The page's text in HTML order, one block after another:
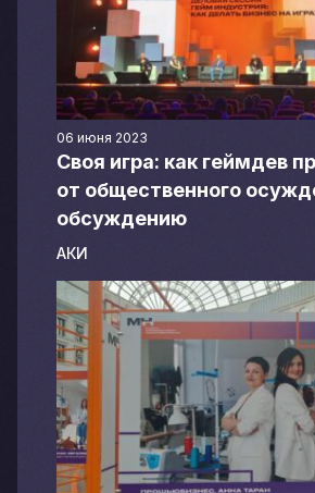
06 июня 2023
Своя игра: как геймдев
от общественного
обсуждению
АКИ